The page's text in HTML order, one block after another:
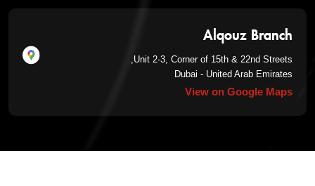
Alqouz Branch
Unit 2-3, Corner of 15th & 22nd Streets,
Dubai - United Arab Emirates
View on Google Maps